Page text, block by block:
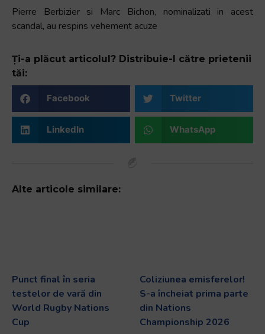
Pierre Berbizier si Marc Bichon, nominalizati in acest
scandal, au respins vehement acuze
Ți-a plăcut articolul? Distribuie-l către prietenii
tăi:
Facebook Twitter
LinkedIn WhatsApp
Alte articole similare:
Punct final în seria
testelor de vară din
World Rugby Nations
Cup
Coliziunea emisferelor!
S-a încheiat prima parte
din Nations
Championship 2026